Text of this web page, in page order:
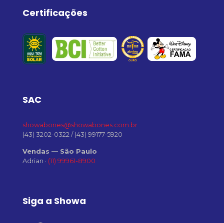
Certificações
SAC
showabones@showabones.com.br
(43) 3202-0322 /(43) 99177-5920
Vendas — São Paulo
Adrian · (11) 99961-8900
Siga a Showa